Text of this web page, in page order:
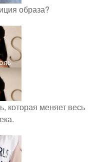
образа?
которая меняет весь